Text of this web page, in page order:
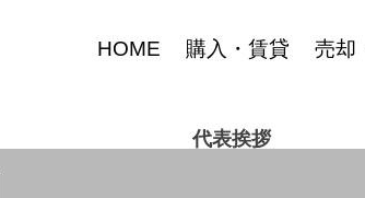
HOME 購入・賃貸 売却
代表挨拶